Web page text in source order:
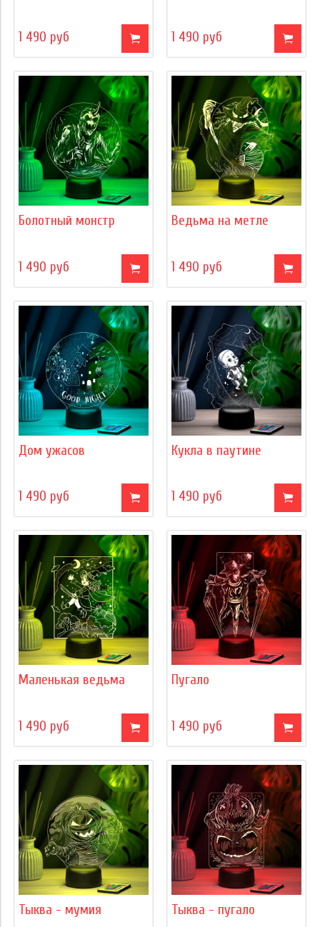
1 490 руб 1 490 руб
Болотный монстр
1 490 руб
Ведьма на метле
1 490 руб
Дом ужасов
1 490 руб
Кукла в паутине
1 490 руб
Маленькая ведьма
1 490 руб
Пугало
1 490 руб
Тыква - мумия Тыква - пугало